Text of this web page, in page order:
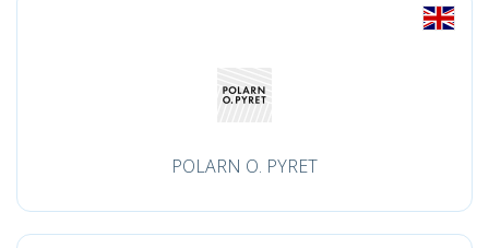
POLARN O. PYRET